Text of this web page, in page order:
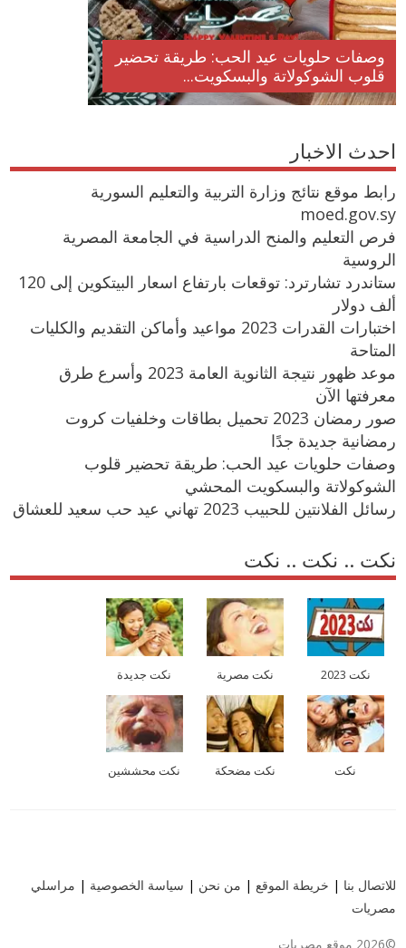
وصفات حلويات عيد الحب: طريقة تحضير
قلوب الشوكولاتة والبسكويت...
احدث الاخبار
رابط موقع نتائج وزارة التربية والتعليم السورية
moed.gov.sy
فرص التعليم والمنح الدراسية في الجامعة المصرية
الروسية
ستاندرد تشارترد: توقعات بارتفاع اسعار البيتكوين إلى 120
ألف دولار
اختبارات القدرات 2023 مواعيد وأماكن التقديم والكليات
المتاحة
موعد ظهور نتيجة الثانوية العامة 2023 وأسرع طرق
معرفتها الآن
صور رمضان 2023 تحميل بطاقات وخلفيات كروت
رمضانية جديدة جدًا
وصفات حلويات عيد الحب: طريقة تحضير قلوب
الشوكولاتة والبسكويت المحشي
رسائل الفلانتين للحبيب 2023 تهاني عيد حب سعيد للعشاق
نكت .. نكت .. نكت
نكت 2023 نكت مصرية نكت جديدة
نكت نكت مضحكة نكت محششين
للاتصال بنا | خريطة الموقع | من نحن | سياسة الخصوصية | مراسلي
مصريات
©2026 موقع مصريات